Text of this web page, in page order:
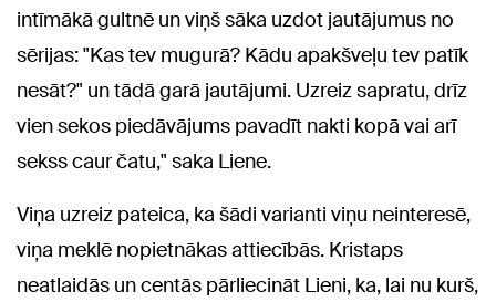
intīmākā gultnē un viņš sāka uzdot jautājumus no
sērijas: "Kas tev mugurā? Kādu apakšveļu tev patīk
nesāt?" un tādā garā jautājumi. Uzreiz sapratu, drīz
vien sekos piedāvājums pavadīt nakti kopā vai arī
sekss caur čatu," saka Liene.
Viņa uzreiz pateica, ka šādi varianti viņu neinteresē,
viņa meklē nopietnākas attiecībās. Kristaps
neatlaidās un centās pārliecināt Lieni, ka, lai nu kurš,